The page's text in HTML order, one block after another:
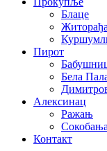
Блаце
Житорађа
Пирот
Бела
Алексинац
Ражањ
Сокобања
Контакт